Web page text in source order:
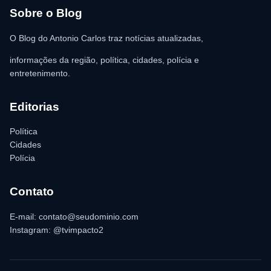
para as providências legais.
Sobre o Blog
O Blog do Antonio Carlos traz notícias atualizadas,
informações da região, política, cidades, polícia e
entretenimento.
Editorias
Política
Cidades
Polícia
Contato
E-mail: contato@seudominio.com
Instagram: @tvimpacto2